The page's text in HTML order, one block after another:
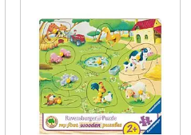
4005556069514
Ravensburger